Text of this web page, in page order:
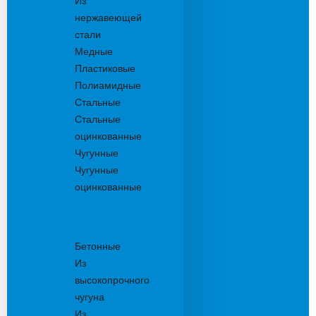
нержавеющей
стали
Медные
Пластиковые
Полиамидные
Стальные
Стальные
оцинкованные
Чугунные
Чугунные
оцинкованные
Бетонные
Из
высокопрочного
чугуна